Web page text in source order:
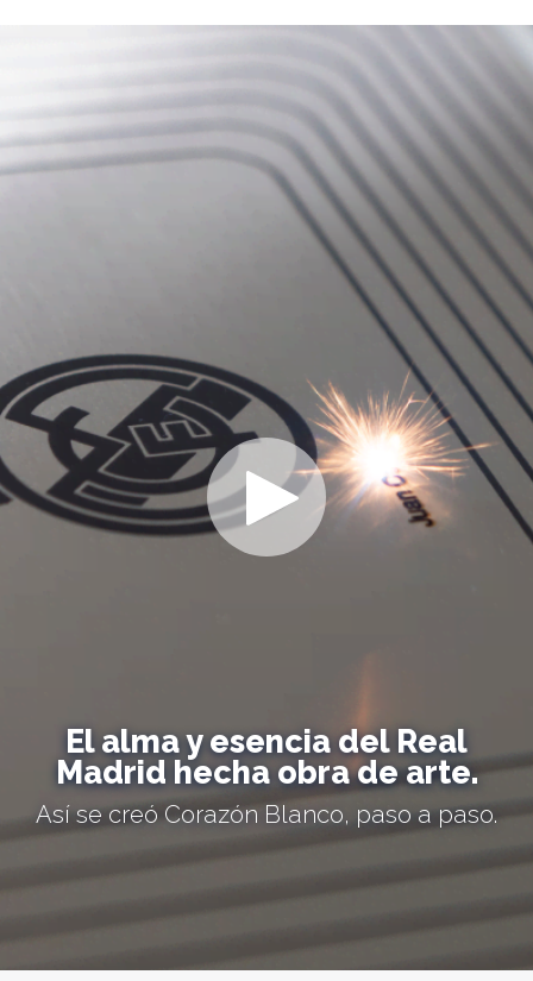
El alma y esencia del Real
Madrid hecha obra de arte.
Así se creó Corazón Blanco, paso a paso.